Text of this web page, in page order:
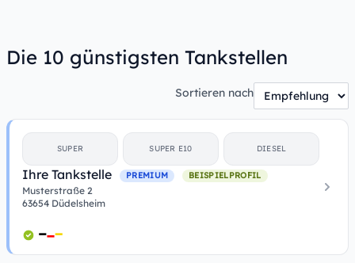
Die 10 günstigsten Tankstellen
Sortieren nach
SUPER SUPER E10 DIESEL
Ihre Tankstelle PREMIUM BEISPIELPROFIL
Musterstraße 2
63654 Düdelsheim